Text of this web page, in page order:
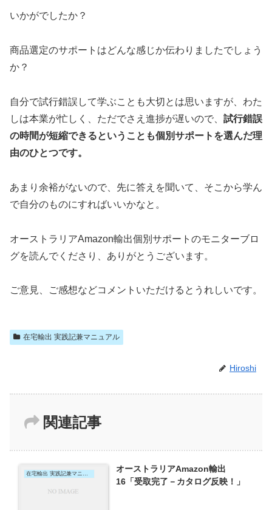
いかがでしたか？
商品選定のサポートはどんな感じか伝わりましたでしょう
か？
自分で試行錯誤して学ぶことも大切とは思いますが、わた
しは本業が忙しく、ただでさえ進捗が遅いので、 試行錯誤
の時間が短縮できるということも個別サポートを選んだ理
由のひとつです。
あまり余裕がないので、先に答えを聞いて、そこから学ん
で自分のものにすればいいかなと。
オーストラリアAmazon輸出個別サポートのモニターブロ
グを読んでくださり、ありがとうございます。
ご意見、ご感想などコメントいただけるとうれしいです。
在宅輸出 実践記兼マニュアル
Hiroshi
関連記事
オーストラリアAmazon輸出
16「受取完了－カタログ反映！」